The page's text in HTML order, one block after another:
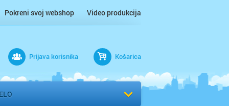
Pokreni svoj webshop Video produkcija
Prijava korisnika Košarica